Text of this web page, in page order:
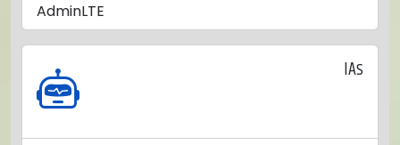
AdminLTE
IAs